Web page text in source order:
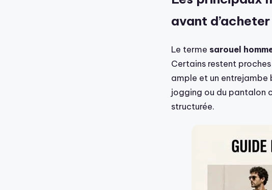
avant d’acheter
Le terme sarouel
Certains restent
ample et un entrejambe
jogging ou du pantalon
structurée.